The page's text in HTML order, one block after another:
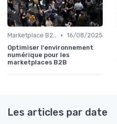
Marketplace B2B • 16/08/2025
Optimiser l'environnement
numérique pour les
marketplaces B2B
Les articles par date